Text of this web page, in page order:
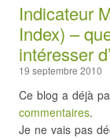
Indicateur
Index) –
intéresser
19 septembre 2010
Ce blog a déjà
commentaires.
Je ne vais pas